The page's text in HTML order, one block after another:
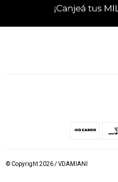
© Copyright 2026 / VDAMIANI